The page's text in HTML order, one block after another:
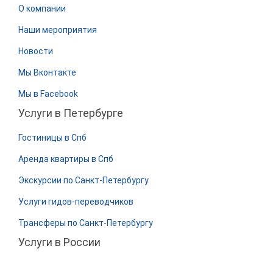
О компании
Наши мероприятия
Новости
Мы Вконтакте
Мы в Facebook
Услуги в Петербурге
Гостиницы в Спб
Аренда квартиры в Спб
Экскурсии по Санкт-Петербургу
Услуги гидов-переводчиков
Трансферы по Санкт-Петербургу
Услуги в России